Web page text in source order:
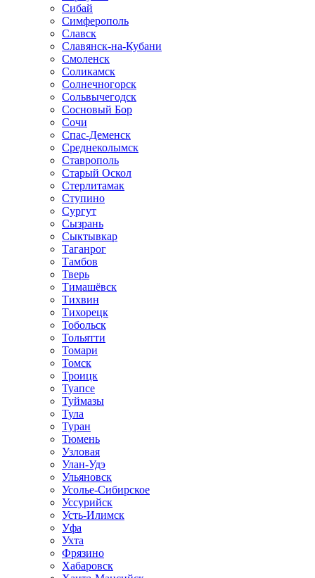
Сибай
Симферополь
Славск
Славянск-на-Кубани
Смоленск
Соликамск
Солнечногорск
Сольвычегодск
Сосновый Бор
Сочи
Спас-Деменск
Среднеколымск
Ставрополь
Старый Оскол
Стерлитамак
Ступино
Сургут
Сызрань
Сыктывкар
Таганрог
Тамбов
Тверь
Тимашёвск
Тихвин
Тихорецк
Тобольск
Тольятти
Томари
Томск
Троицк
Туапсе
Туймазы
Тула
Туран
Тюмень
Узловая
Улан-Удэ
Ульяновск
Усолье-Сибирское
Уссурийск
Усть-Илимск
Уфа
Ухта
Фрязино
Хабаровск